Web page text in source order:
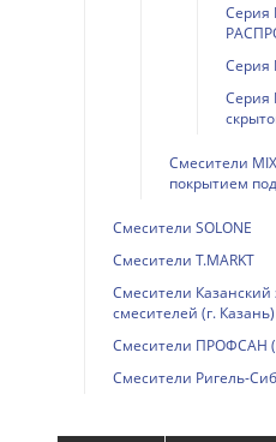
Серия
Серия
Серия
Смесители
покрытием
Смесители SOLONE
Смесители T.MARKT
Смесители Казанский
смесителей (г. Казань)
Смесители ПРОФСАН
Смесители Ригель-Сиб